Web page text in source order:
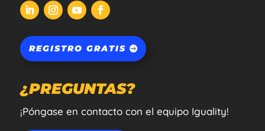
REGISTRO GRATIS
¿PREGUNTAS?
¡Póngase en contacto con el equipo Iguality!